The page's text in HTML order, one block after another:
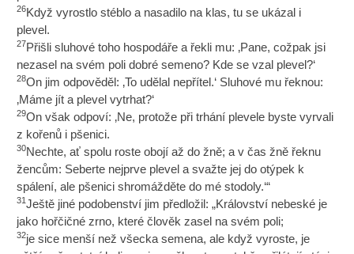
26Když vyrostlo stéblo a nasadilo na klas, tu se ukázal i
plevel.
27Přišli sluhové toho hospodáře a řekli mu: ‚Pane, cožpak jsi
nezasel na svém poli dobré semeno? Kde se vzal plevel?‘
28On jim odpověděl: ‚To udělal nepřítel.‘ Sluhové mu řeknou:
‚Máme jít a plevel vytrhat?‘
29On však odpoví: ‚Ne, protože při trhání plevele byste vyrvali
z kořenů i pšenici.
30Nechte, ať spolu roste obojí až do žně; a v čas žně řeknu
žencům: Seberte nejprve plevel a svažte jej do otýpek k
spálení, ale pšenici shromážděte do mé stodoly.‘“
31 Ještě jiné podobenství jim předložil: „Království nebeské je
jako hořčičné zrno, které člověk zasel na svém poli;
32je sice menší než všecka semena, ale když vyroste, je